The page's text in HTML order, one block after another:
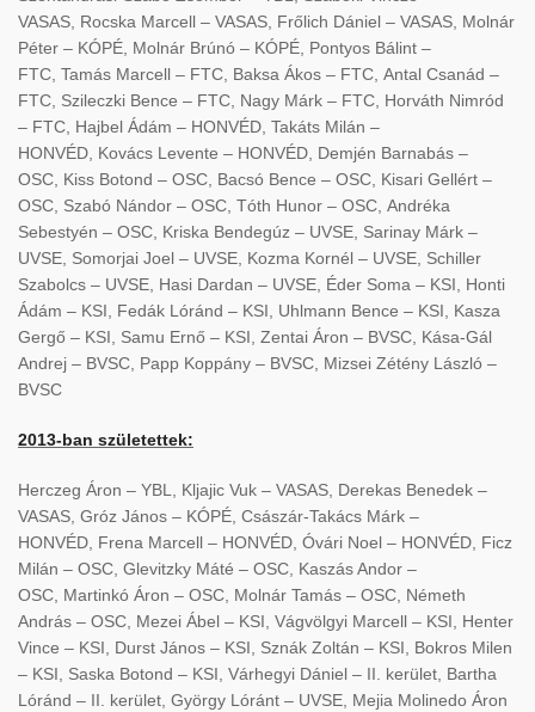
VASAS, Rocska Marcell – VASAS, Frőlich Dániel – VASAS, Molnár
Péter – KÓPÉ, Molnár Brúnó – KÓPÉ, Pontyos Bálint –
FTC, Tamás Marcell – FTC, Baksa Ákos – FTC, Antal Csanád –
FTC, Szileczki Bence – FTC, Nagy Márk – FTC, Horváth Nimród
– FTC, Hajbel Ádám – HONVÉD, Takáts Milán –
HONVÉD, Kovács Levente – HONVÉD, Demjén Barnabás –
OSC, Kiss Botond – OSC, Bacsó Bence – OSC, Kisari Gellért –
OSC, Szabó Nándor – OSC, Tóth Hunor – OSC, Andréka
Sebestyén – OSC, Kriska Bendegúz – UVSE, Sarinay Márk –
UVSE, Somorjai Joel – UVSE, Kozma Kornél – UVSE, Schiller
Szabolcs – UVSE, Hasi Dardan – UVSE, Éder Soma – KSI, Honti
Ádám – KSI, Fedák Lóránd – KSI, Uhlmann Bence – KSI, Kasza
Gergő – KSI, Samu Ernő – KSI, Zentai Áron – BVSC, Kása-Gál
Andrej – BVSC, Papp Koppány – BVSC, Mizsei Zétény László –
BVSC
2013-ban születettek:
Herczeg Áron – YBL, Kljajic Vuk – VASAS, Derekas Benedek –
VASAS, Gróz János – KÓPÉ, Császár-Takács Márk –
HONVÉD, Frena Marcell – HONVÉD, Óvári Noel – HONVÉD, Ficz
Milán – OSC, Glevitzky Máté – OSC, Kaszás Andor –
OSC, Martinkó Áron – OSC, Molnár Tamás – OSC, Németh
András – OSC, Mezei Ábel – KSI, Vágvölgyi Marcell – KSI, Henter
Vince – KSI, Durst János – KSI, Sznák Zoltán – KSI, Bokros Milen
– KSI, Saska Botond – KSI, Várhegyi Dániel – II. kerület, Bartha
Lóránd – II. kerület, György Lóránt – UVSE, Mejia Molinedo Áron